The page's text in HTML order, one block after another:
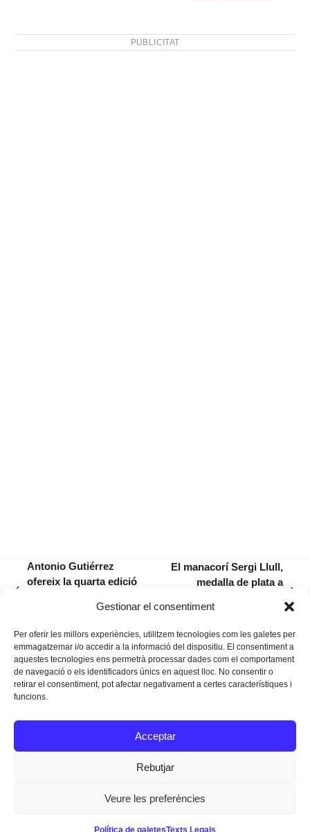
Gestionar el consentiment
Per oferir les millors experiències, utilitzem tecnologies com les galetes per
emmagatzemar i/o accedir a la informació del dispositiu. El consentiment a
aquestes tecnologies ens permetrà processar dades com el comportament
de navegació o els identificadors únics en aquest lloc. No consentir o
retirar el consentiment, pot afectar negativament a certes característiques i
funcions.
Acceptar
Rebutjar
Veure les preferències
Política de galetesTexts Legals
PUBLICITAT
Antonio Gutiérrez
ofereix la quarta edició
post:
El manacorí Sergi Llull,
medalla de plata a
Instagram
Facebook
Twitter
Texts Legals